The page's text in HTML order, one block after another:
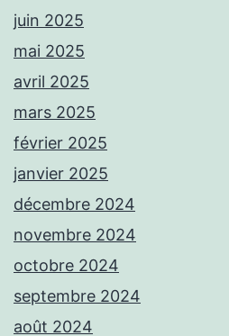
juin 2025
mai 2025
avril 2025
mars 2025
février 2025
janvier 2025
décembre 2024
novembre 2024
octobre 2024
septembre 2024
août 2024